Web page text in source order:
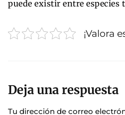
puede existir entre especies
¡Valora
Deja una respuesta
Tu dirección de correo